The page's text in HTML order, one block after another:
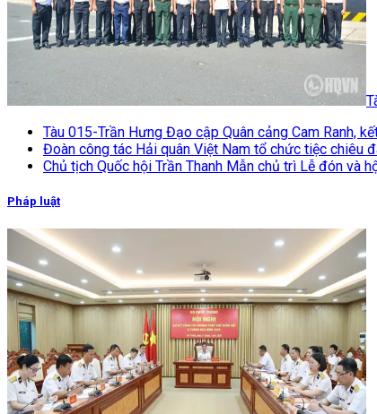
Tàu 015-Trần Hưng Đạo cập Quân cảng Cam Ranh,
Đoàn công tác Hải quân Việt Nam tổ chức tiệc chiêu
Chủ tịch Quốc hội Trần Thanh Mẫn chủ trì Lễ đón và
Pháp luật